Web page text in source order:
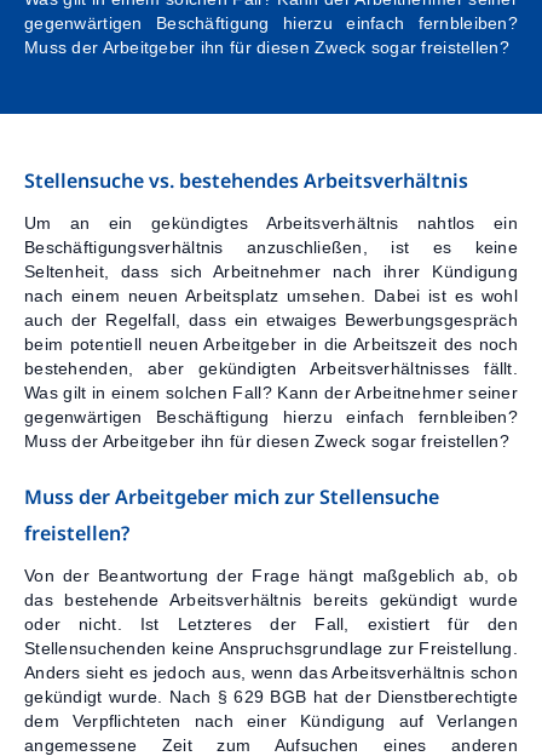
Stellenangebote
Kontakt
gegenwärtigen Beschäftigung hierzu einfach fernbleiben?
Muss der Arbeitgeber ihn für diesen Zweck sogar freistellen?
Stellensuche vs. bestehendes Arbeitsverhältnis
Um an ein gekündigtes Arbeitsverhältnis nahtlos ein
Beschäftigungsverhältnis anzuschließen, ist es keine
Seltenheit, dass sich Arbeitnehmer nach ihrer Kündigung
nach einem neuen Arbeitsplatz umsehen. Dabei ist es wohl
auch der Regelfall, dass ein etwaiges Bewerbungsgespräch
beim potentiell neuen Arbeitgeber in die Arbeitszeit des noch
bestehenden, aber gekündigten Arbeitsverhältnisses fällt.
Was gilt in einem solchen Fall? Kann der Arbeitnehmer seiner
gegenwärtigen Beschäftigung hierzu einfach fernbleiben?
Muss der Arbeitgeber ihn für diesen Zweck sogar freistellen?
Muss der Arbeitgeber mich zur Stellensuche
freistellen?
Von der Beantwortung der Frage hängt maßgeblich ab, ob
das bestehende Arbeitsverhältnis bereits gekündigt wurde
oder nicht. Ist Letzteres der Fall, existiert für den
Stellensuchenden keine Anspruchsgrundlage zur Freistellung.
Anders sieht es jedoch aus, wenn das Arbeitsverhältnis schon
gekündigt wurde. Nach § 629 BGB hat der Dienstberechtigte
dem Verpflichteten nach einer Kündigung auf Verlangen
angemessene Zeit zum Aufsuchen eines anderen